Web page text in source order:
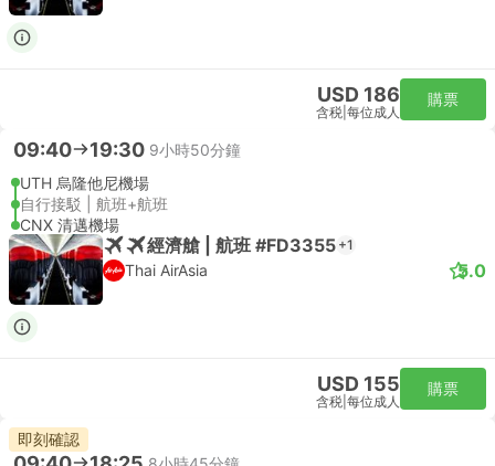
USD 186
含税 每位成人
購票
09:40 19:30 9小時50分鐘
UTH 烏隆他尼機場
自行接駁 | 航班+航班
CNX 清邁機場
經濟艙 | 航班 #FD3355 +1
Thai AirAsia 5.0
USD 155
含税 每位成人
購票
即刻確認